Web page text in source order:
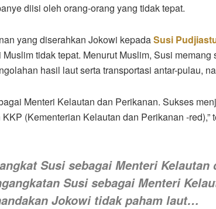
diisi oleh orang-orang yang tidak tepat.
yang diserahkan Jokowi kepadaSusi
tidak tepat. Menurut Muslim, Susi memang
hasil laut serta transportasi antar-pulau,
Menteri Kelautan dan Perikanan. Sukses
(Kementerian Kelautan dan Perikanan -red),”
Susi sebagai Menteri Kelautan
Susi sebagai Menteri
Jokowi tidak paham laut…